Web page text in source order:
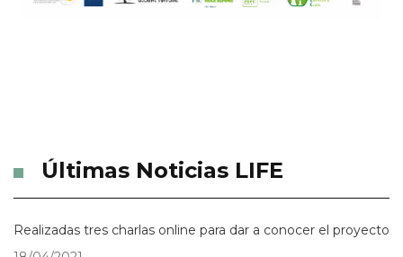
Últimas Noticias LIFE
Realizadas tres charlas online para dar a conocer el proyecto